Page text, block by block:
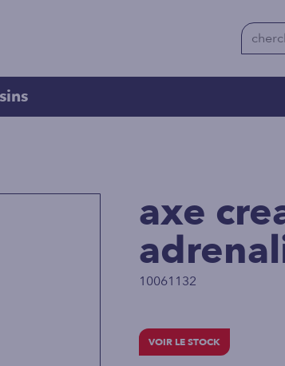
axe
10061132
VOIR LE STOCK